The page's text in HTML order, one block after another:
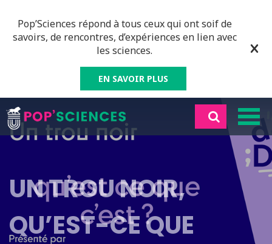
Pop’Sciences répond à tous ceux qui ont soif de
savoirs, de rencontres, d’expériences en lien avec
les sciences.
EN SAVOIR PLUS
UN TROU NOIR,
QU’EST-CE QUE